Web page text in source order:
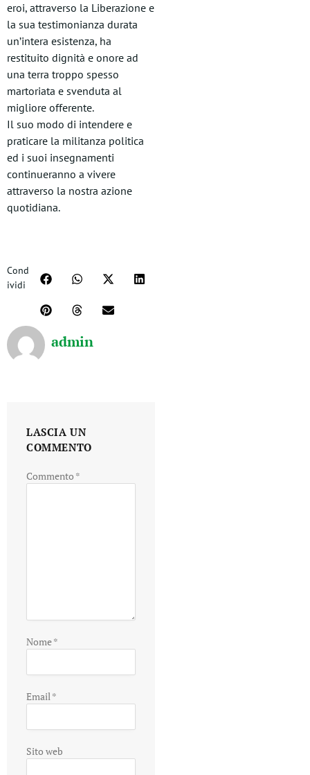
eroi, attraverso la Liberazione e
la sua testimonianza durata
un’intera esistenza, ha
restituito dignità e onore ad
una terra troppo spesso
martoriata e svenduta al
migliore offerente.
Il suo modo di intendere e
praticare la militanza politica
ed i suoi insegnamenti
continueranno a vivere
attraverso la nostra azione
quotidiana.
Cond
ividi
admin
LASCIA UN
COMMENTO
Commento *
Nome*
Email*
Sito web